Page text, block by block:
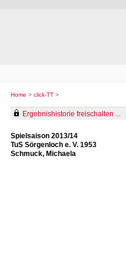
Home > click-TT >
Ergebnishistorie freischalten ...
Spielsaison 2013/14
TuS Sörgenloch e. V. 1953
Schmuck, Michaela